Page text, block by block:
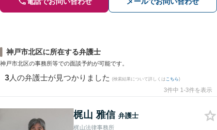
神戸市北区に所在する弁護士
神戸市北区の事務所等での面談予約が可能です。
3 人の弁護士が見つかりました (検索結果について詳しくは こちら)
3件中 1-3件を表示
梶山 雅信 弁護士
梶山法律事務所